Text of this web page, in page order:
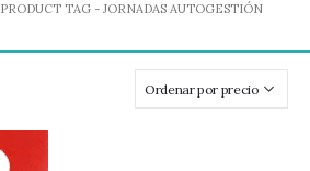
PRODUCT TAG - JORNADAS AUTOGESTIÓN